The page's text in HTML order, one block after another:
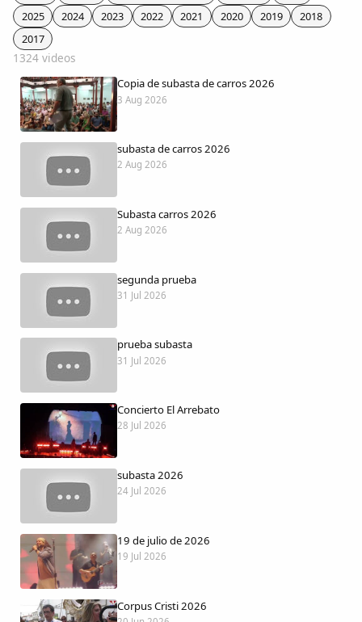
Periódico Alconétar
Foros
Idiosincrasia
Diccionario
Traductor
Dichos
Cancionero Local
Apodos
Peñas
La palra
Modo oscuro
2025
2024 2023 2022 2021 2020 2019
2018
2017
1324 videos
Copia de subasta de carros 2026
3 Aug 2026
subasta de carros 2026
2 Aug 2026
Subasta carros 2026
2 Aug 2026
segunda prueba
31 Jul 2026
prueba subasta
31 Jul 2026
Concierto El Arrebato
28 Jul 2026
subasta 2026
24 Jul 2026
19 de julio de 2026
19 Jul 2026
Corpus Cristi 2026